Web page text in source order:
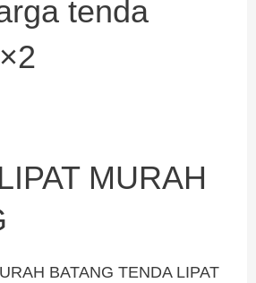
tenda
MURAH
BATANG TENDA LIPAT